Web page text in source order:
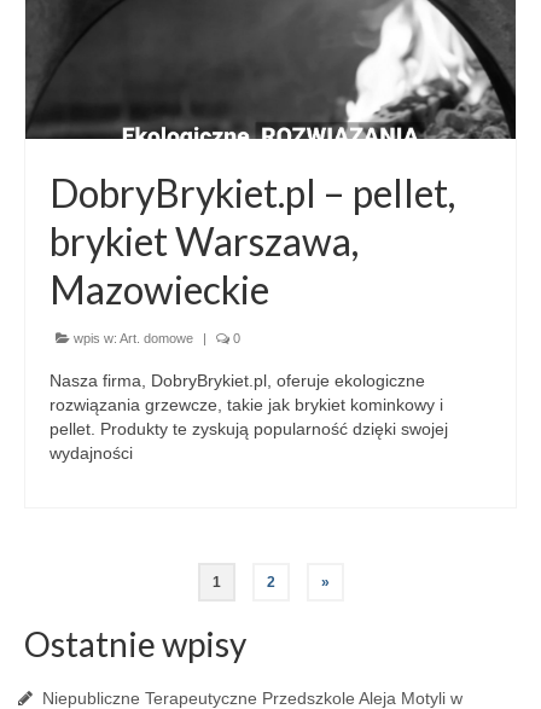
DobryBrykiet.pl – pellet,
brykiet Warszawa,
Mazowieckie
wpis w: Art. domowe | 0
Nasza firma, DobryBrykiet.pl, oferuje ekologiczne
rozwiązania grzewcze, takie jak brykiet kominkowy i
pellet. Produkty te zyskują popularność dzięki swojej
wydajności
1 2 »
Ostatnie wpisy
Niepubliczne Terapeutyczne Przedszkole Aleja Motyli w